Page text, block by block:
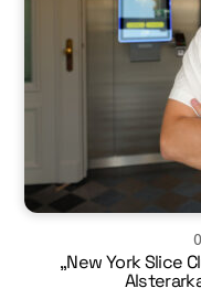
„New York Slice